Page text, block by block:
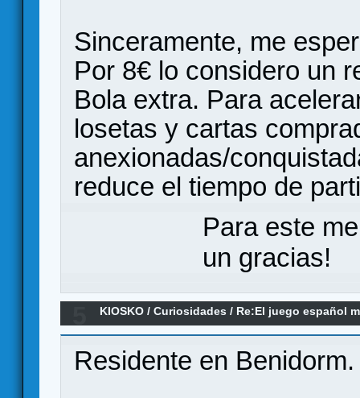
Sinceramente, me
Por 8€ lo considero un
Bola extra. Para
losetas y cartas
anexionadas/
reduce el tiempo de
Para este
un gracias!
KIOSKO /Curiosidades / Re:El juego español
Residente en Benidorm.